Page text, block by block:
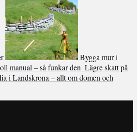
Bygga mur i
manual – så funkar den Lägre skatt på
i Landskrona – allt om domen och